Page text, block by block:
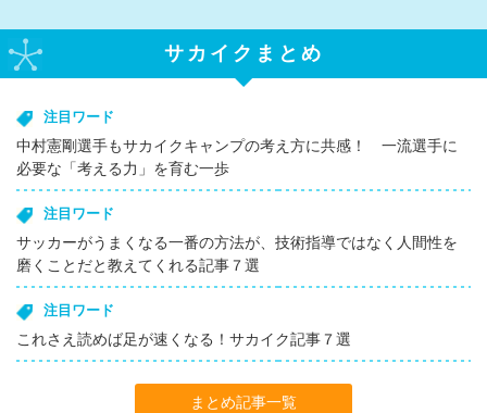
サカイクまとめ
注目ワード
中村憲剛選手もサカイクキャンプの考え方に共感！ 一流選手に
必要な「考える力」を育む一歩
注目ワード
サッカーがうまくなる一番の方法が、技術指導ではなく人間性を
磨くことだと教えてくれる記事７選
注目ワード
これさえ読めば足が速くなる！サカイク記事７選
まとめ記事一覧